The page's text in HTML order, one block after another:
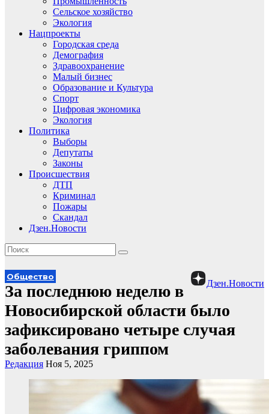
Сельское хозяйство
Экология
Нацпроекты
Городская среда
Демография
Здравоохранение
Малый бизнес
Образование и Культура
Спорт
Цифровая экономика
Экология
Политика
Выборы
Депутаты
Законы
Происшествия
ДТП
Криминал
Пожары
Скандал
Дзен.Новости
Дзен.Новости
Общество
За последнюю неделю в
Новосибирской области было
зафиксировано четыре случая
заболевания гриппом
Редакция Ноя 5, 2025